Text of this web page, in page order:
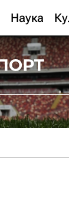
Наука